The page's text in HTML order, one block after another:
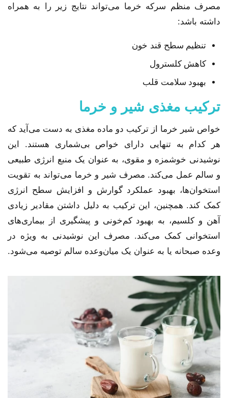
مصرف منظم سرکه خرما می‌تواند نتایج زیر را به همراه
داشته باشد:
تنظیم سطح قند خون
کاهش کلسترول
بهبود سلامت قلب
ترکیب مغذی شیر و خرما
خواص شیر خرما از ترکیب دو ماده مغذی به دست می‌آید که
هر کدام به تنهایی دارای خواص بی‌شماری هستند. این
نوشیدنی خوشمزه و مقوی، به عنوان یک منبع انرژی طبیعی
و سالم عمل می‌کند. مصرف شیر و خرما می‌تواند به تقویت
استخوان‌ها، بهبود عملکرد گوارش و افزایش سطح انرژی
کمک کند. همچنین، این ترکیب به دلیل داشتن مقادیر زیادی
آهن و کلسیم، به بهبود کم‌خونی و پیشگیری از بیماری‌های
استخوانی کمک می‌کند. مصرف این نوشیدنی به ویژه در
وعده صبحانه یا به عنوان یک میان‌وعده سالم توصیه می‌شود.